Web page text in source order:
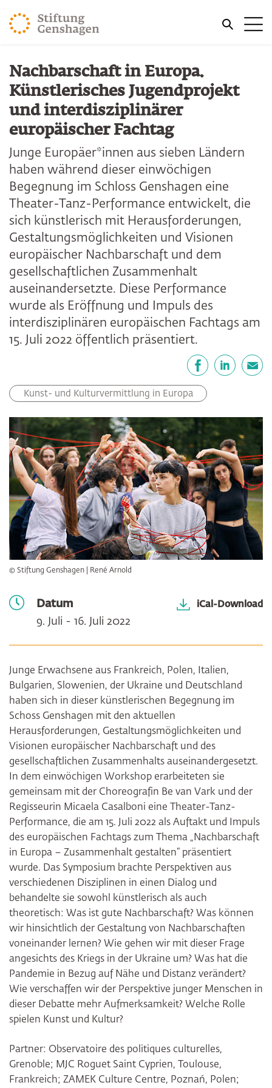
ZUM HAUPTINHALT SPRINGEN
ZUR SUCHE SPRINGEN
Nachbarschaft in Europa.
Künstlerisches Jugendprojekt
und interdisziplinärer
europäischer Fachtag
Junge Europäer*innen aus sieben Ländern
haben während dieser einwöchigen
Begegnung im Schloss Genshagen eine
Theater-Tanz-Performance entwickelt, die
sich künstlerisch mit Herausforderungen,
Gestaltungsmöglichkeiten und Visionen
europäischer Nachbarschaft und dem
gesellschaftlichen Zusammenhalt
auseinandersetzte. Diese Performance
wurde als Eröffnung und Impuls des
interdisziplinären europäischen Fachtags am
15. Juli 2022 öffentlich präsentiert.
Kunst- und Kulturvermittlung in Europa
© Stiftung Genshagen | René Arnold
Datum
9. Juli - 16. Juli 2022
iCal-Download
Junge Erwachsene aus Frankreich, Polen, Italien,
Bulgarien, Slowenien, der Ukraine und Deutschland
haben sich in dieser künstlerischen Begegnung im
Schoss Genshagen mit den aktuellen
Herausforderungen, Gestaltungsmöglichkeiten und
Visionen europäischer Nachbarschaft und des
gesellschaftlichen Zusammenhalts auseinandergesetzt.
In dem einwöchigen Workshop erarbeiteten sie
gemeinsam mit der Choreografin Be van Vark und der
Regisseurin Micaela Casalboni eine Theater-Tanz-
Performance, die am 15. Juli 2022 als Auftakt und Impuls
des europäischen Fachtags zum Thema „Nachbarschaft
in Europa – Zusammenhalt gestalten“ präsentiert
wurde. Das Symposium brachte Perspektiven aus
verschiedenen Disziplinen in einen Dialog und
behandelte sie sowohl künstlerisch als auch
theoretisch: Was ist gute Nachbarschaft? Was können
wir hinsichtlich der Gestaltung von Nachbarschaften
voneinander lernen? Wie gehen wir mit dieser Frage
angesichts des Kriegs in der Ukraine um? Was hat die
Pandemie in Bezug auf Nähe und Distanz verändert?
Wie verschaffen wir der Perspektive junger Menschen in
dieser Debatte mehr Aufmerksamkeit? Welche Rolle
spielen Kunst und Kultur?
Partner: Observatoire des politiques culturelles,
Grenoble; MJC Roguet Saint Cyprien, Toulouse,
Frankreich; ZAMEK Culture Centre, Poznań, Polen;